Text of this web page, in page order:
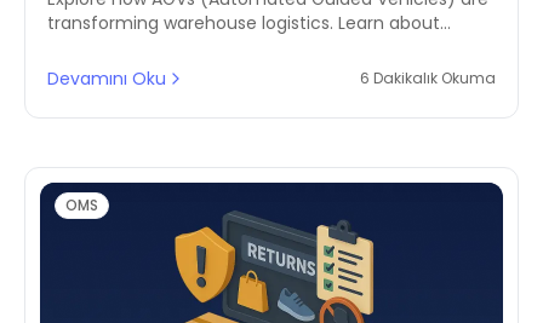
transforming warehouse logistics. Learn about
management efficiency.
Devamını Oku 6 Dakikalık Okuma
OMS